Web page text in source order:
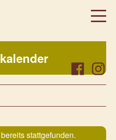
los ist…
Facebook
stattgefunden.